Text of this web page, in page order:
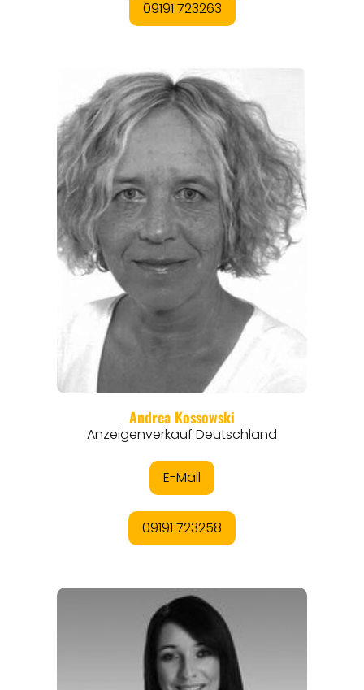
REGIONEN
ORTE
EVENTS
REISEFÜHRER
REISEMAGAZINE
THEMEN
ANGEBOTE